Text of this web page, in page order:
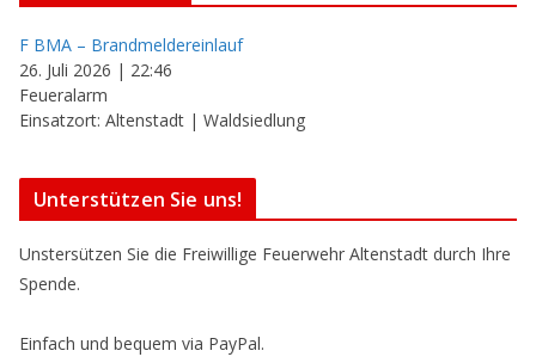
F BMA – Brandmeldereinlauf
26. Juli 2026 | 22:46
Feueralarm
Einsatzort: Altenstadt | Waldsiedlung
Unterstützen Sie uns!
Unstersützen Sie die Freiwillige Feuerwehr Altenstadt durch Ihre
Spende.
Einfach und bequem via PayPal.